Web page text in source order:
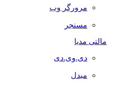
مرورگر وب
مسنجر
مالتی مدیا
دی.وی.دی
مبدل